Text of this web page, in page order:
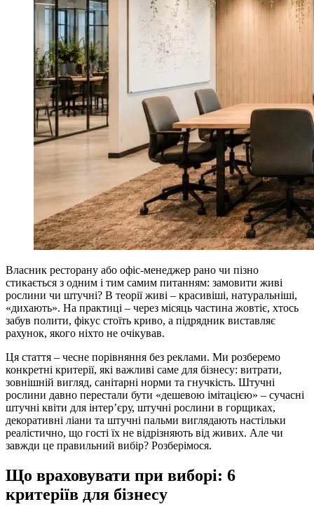
Власник ресторану або офіс-менеджер рано чи пізно
стикається з одним і тим самим питанням: замовити живі
рослини чи штучні? В теорії живі – красивіші, натуральніші,
«дихають». На практиці – через місяць частина жовтіє, хтось
забув полити, фікус стоїть криво, а підрядник виставляє
рахунок, якого ніхто не очікував.
Ця стаття – чесне порівняння без реклами. Ми розберемо
конкретні критерії, які важливі саме для бізнесу: витрати,
зовнішній вигляд, санітарні норми та гнучкість. Штучні
рослини давно перестали бути «дешевою імітацією» – сучасні
штучні квіти для інтер’єру, штучні рослини в горщиках,
декоративні ліани та штучні пальми виглядають настільки
реалістично, що гості їх не відрізняють від живих. Але чи
завжди це правильний вибір? Розберімося.
Що враховувати при виборі: 6
критеріїв для бізнесу